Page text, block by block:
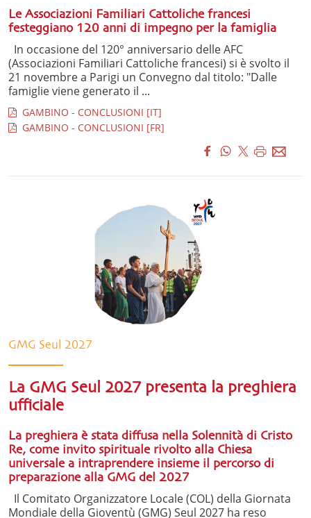
Le Associazioni Familiari Cattoliche francesi
festeggiano 120 anni di impegno per la famiglia
In occasione del 120° anniversario delle AFC
(Associazioni Familiari Cattoliche francesi) si è svolto il
21 novembre a Parigi un Convegno dal titolo: "Dalle
famiglie viene generato il ...
GAMBINO - CONCLUSIONI [IT]
GAMBINO - CONCLUSIONI [FR]
GMG Seul 2027
La GMG Seul 2027 presenta la preghiera
ufficiale
La preghiera è stata diffusa nella Solennità di Cristo
Re, come invito spirituale rivolto alla Chiesa
universale a intraprendere insieme il percorso di
preparazione alla GMG del 2027
Il Comitato Organizzatore Locale (COL) della Giornata
Mondiale della Gioventù (GMG) Seul 2027 ha reso